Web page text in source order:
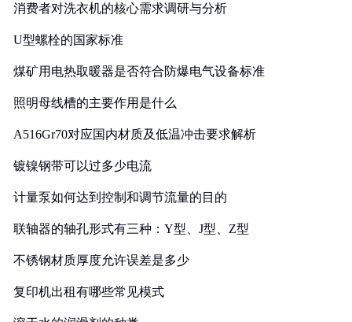
消费者对洗衣机的核心需求调研与分析
U型螺栓的国家标准
煤矿用电热取暖器是否符合防爆电气设备标准
照明母线槽的主要作用是什么
A516Gr70对应国内材质及低温冲击要求解析
镀镍钢带可以过多少电流
计量泵如何达到控制和调节流量的目的
联轴器的轴孔形式有三种：Y型、J型、Z型
不锈钢材质厚度允许误差是多少
复印机出租有哪些常见模式